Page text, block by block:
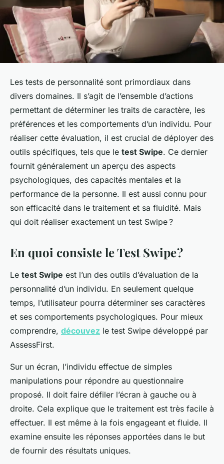
Les tests de personnalité sont primordiaux dans
divers domaines. Il s’agit de l’ensemble d’actions
permettant de déterminer les traits de caractère, les
préférences et les comportements d’un individu. Pour
réaliser cette évaluation, il est crucial de déployer des
outils spécifiques, tels que le test Swipe. Ce dernier
fournit généralement un aperçu des aspects
psychologiques, des capacités mentales et la
performance de la personne. Il est aussi connu pour
son efficacité dans le traitement et sa fluidité. Mais
qui doit réaliser exactement un test Swipe ?
En quoi consiste le Test Swipe ?
Le test Swipe est l’un des outils d’évaluation de la
personnalité d’un individu. En seulement quelque
temps, l’utilisateur pourra déterminer ses caractères
et ses comportements psychologiques. Pour mieux
comprendre, découvez le test Swipe développé par
AssessFirst.
Sur un écran, l’individu effectue de simples
manipulations pour répondre au questionnaire
proposé. Il doit faire défiler l’écran à gauche ou à
droite. Cela explique que le traitement est très facile à
effectuer. Il est même à la fois engageant et fluide. Il
examine ensuite les réponses apportées dans le but
de fournir des résultats uniques.